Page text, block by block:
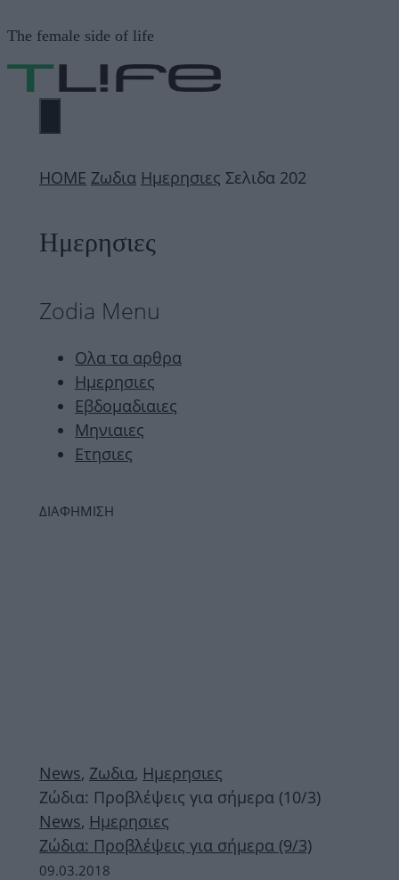
σε
περιεχόμενο
The female side of life
ΜΕΝΟΎ
ΗΟΜΕ Ζωδια Ημερησιες Σελιδα 202
Ημερησιες
Zodia Menu
Ολα τα αρθρα
Ημερησιες
Εβδομαδιαιες
Μηνιαιες
Ετησιες
ΔΙΑΦΗΜΙΣΗ
News, Ζωδια, Ημερησιες
Ζώδια: Προβλέψεις για σήμερα (10/3)
News, Ημερησιες
Ζώδια: Προβλέψεις για σήμερα (9/3)
09.03.2018